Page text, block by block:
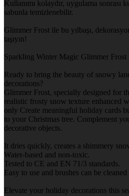
Kullanımı kolaydır, uygulama sonrası
sabunla temizlenebilir.
Glimmer Frost ile bu yılbaşı,
taşıyın!
Sparkling Winter Magic Glimmer
Ready to bring the beauty of snowy
decorations?
Glimmer Frost, specially designed for
realistic frosty snow texture enhanced
only Create meaningful holiday cards
to your Christmas tree. Complement
decorative objects.
It dries quickly, creates a shimmery
Water-based and non-toxic.
Tested to CE and EN 71/3 standards.
Easy to use and brushes can be
Elevate your holiday decorations this